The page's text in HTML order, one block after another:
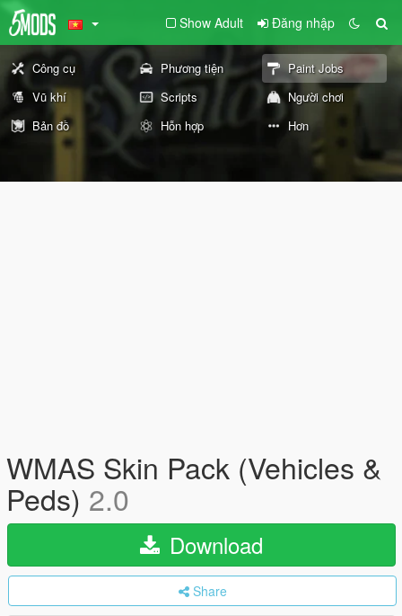
Show Adult Đăng nhập
Công cụ Phương tiện
Paint Jobs
Vũ khí
Scripts
Người chơi
Bản đồ
Hỗn hợp Hơn
WMAS Skin Pack (Vehicles &
Peds) 2.0
Download
Share